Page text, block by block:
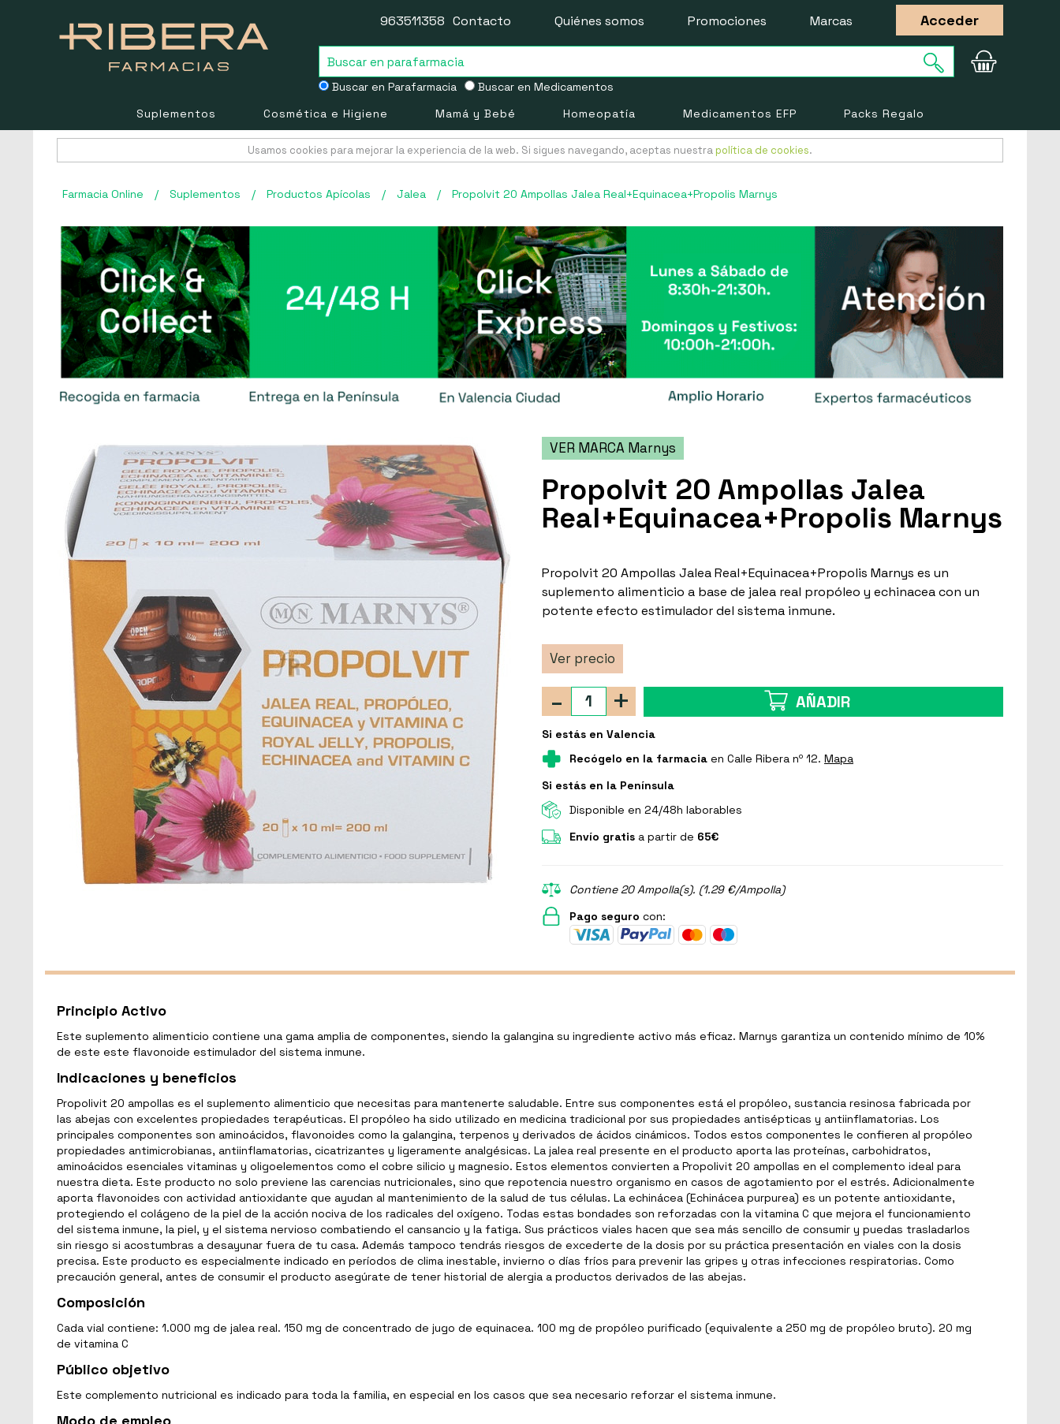
Buscar en Parafarmacia Buscar en Medicamentos
963511358 Contacto Quiénes somos Promociones Marcas Acceder
Suplementos Cosmética e Higiene Mamá y Bebé Homeopatía Medicamentos EFP Packs Regalo
Usamos cookies para mejorar la experiencia de la web. Si sigues navegando, aceptas nuestra política de cookies.
Farmacia Online / Suplementos / Productos Apícolas / Jalea / Propolvit 20 Ampollas Jalea Real+Equinacea+Propolis Marnys
VER MARCA Marnys
Propolvit 20 Ampollas Jalea
Real+Equinacea+Propolis Marnys
Propolvit 20 Ampollas Jalea Real+Equinacea+Propolis Marnys es un
suplemento alimenticio a base de jalea real propóleo y echinacea con un
potente efecto estimulador del sistema inmune.
Ver precio
+
- AÑADIR
Si estás en Valencia
Recógelo en la farmacia en Calle Ribera nº 12. Mapa
Si estás en la Península
Disponible en 24/48h laborables
Envío gratis a partir de 65€
Contiene 20 Ampolla(s). (1.29 €/Ampolla)
Pago seguro con:
Principio Activo
Este suplemento alimenticio contiene una gama amplia de componentes, siendo la galangina su ingrediente activo más eficaz. Marnys garantiza un contenido mínimo de 10%
de este este flavonoide estimulador del sistema inmune.
Indicaciones y beneficios
Propolivit 20 ampollas es el suplemento alimenticio que necesitas para mantenerte saludable. Entre sus componentes está el propóleo, sustancia resinosa fabricada por
las abejas con excelentes propiedades terapéuticas. El propóleo ha sido utilizado en medicina tradicional por sus propiedades antisépticas y antiinflamatorias. Los
principales componentes son aminoácidos, flavonoides como la galangina, terpenos y derivados de ácidos cinámicos. Todos estos componentes le confieren al propóleo
propiedades antimicrobianas, antiinflamatorias, cicatrizantes y ligeramente analgésicas. La jalea real presente en el producto aporta las proteínas, carbohidratos,
aminoácidos esenciales vitaminas y oligoelementos como el cobre silicio y magnesio. Estos elementos convierten a Propolivit 20 ampollas en el complemento ideal para
nuestra dieta. Este producto no solo previene las carencias nutricionales, sino que repotencia nuestro organismo en casos de agotamiento por el estrés. Adicionalmente
aporta flavonoides con actividad antioxidante que ayudan al mantenimiento de la salud de tus células. La echinácea (Echinácea purpurea) es un potente antioxidante,
protegiendo el colágeno de la piel de la acción nociva de los radicales del oxígeno. Todas estas bondades son reforzadas con la vitamina C que mejora el funcionamiento
del sistema inmune, la piel, y el sistema nervioso combatiendo el cansancio y la fatiga. Sus prácticos viales hacen que sea más sencillo de consumir y puedas trasladarlos
sin riesgo si acostumbras a desayunar fuera de tu casa. Además tampoco tendrás riesgos de excederte de la dosis por su práctica presentación en viales con la dosis
precisa. Este producto es especialmente indicado en períodos de clima inestable, invierno o días fríos para prevenir las gripes y otras infecciones respiratorias. Como
precaución general, antes de consumir el producto asegúrate de tener historial de alergia a productos derivados de las abejas.
Composición
Cada vial contiene: 1.000 mg de jalea real. 150 mg de concentrado de jugo de equinacea. 100 mg de propóleo purificado (equivalente a 250 mg de propóleo bruto). 20 mg
de vitamina C
Público objetivo
Este complemento nutricional es indicado para toda la familia, en especial en los casos que sea necesario reforzar el sistema inmune.
Modo de empleo